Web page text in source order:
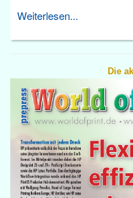
Weiterlesen...
Die